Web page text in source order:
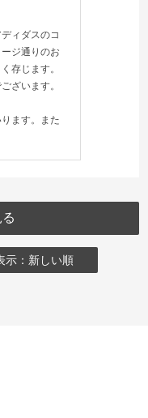
ィダスのコ
ジ通りのお
存じます。
ざいます。
ます。また
示：新しい順